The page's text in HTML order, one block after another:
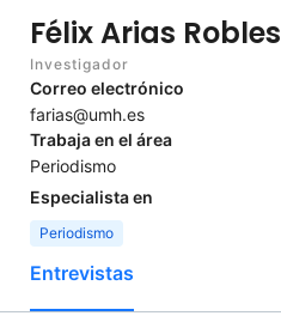
Félix Arias Robles
Investigador
Correo electrónico
farias@umh.es
Trabaja en el área
Periodismo
Especialista en
Periodismo
Entrevistas